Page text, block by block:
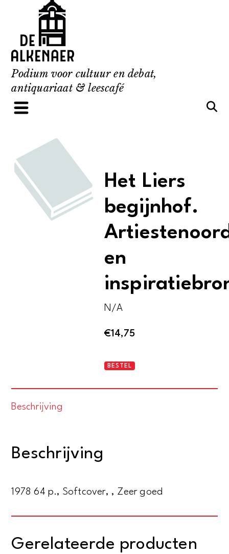
content
Podium voor cultuur en debat,
antiquariaat & leescafé
Het Liers
begijnhof.
en
N/A
€14,75
Het
BESTEL
Beschrijving
Beschrijving
1978 64 p., Softcover, , Zeer goed
Gerelateerde producten